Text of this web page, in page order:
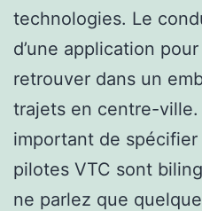
technologies. Le
d’une application
retrouver dans un
trajets en centre-
important de
pilotes VTC sont
ne parlez que